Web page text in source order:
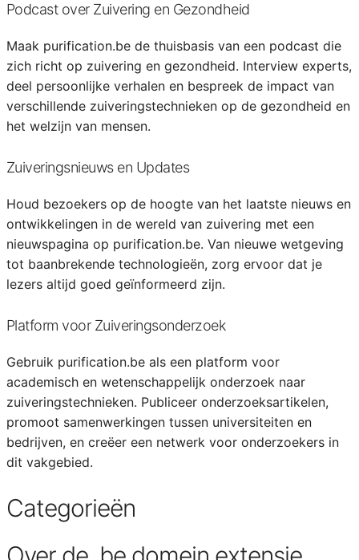
Podcast over Zuivering en Gezondheid
Maak purification.be de thuisbasis van een podcast die
zich richt op zuivering en gezondheid. Interview experts,
deel persoonlijke verhalen en bespreek de impact van
verschillende zuiveringstechnieken op de gezondheid en
het welzijn van mensen.
Zuiveringsnieuws en Updates
Houd bezoekers op de hoogte van het laatste nieuws en
ontwikkelingen in de wereld van zuivering met een
nieuwspagina op purification.be. Van nieuwe wetgeving
tot baanbrekende technologieën, zorg ervoor dat je
lezers altijd goed geïnformeerd zijn.
Platform voor Zuiveringsonderzoek
Gebruik purification.be als een platform voor
academisch en wetenschappelijk onderzoek naar
zuiveringstechnieken. Publiceer onderzoeksartikelen,
promoot samenwerkingen tussen universiteiten en
bedrijven, en creëer een netwerk voor onderzoekers in
dit vakgebied.
Categorieën